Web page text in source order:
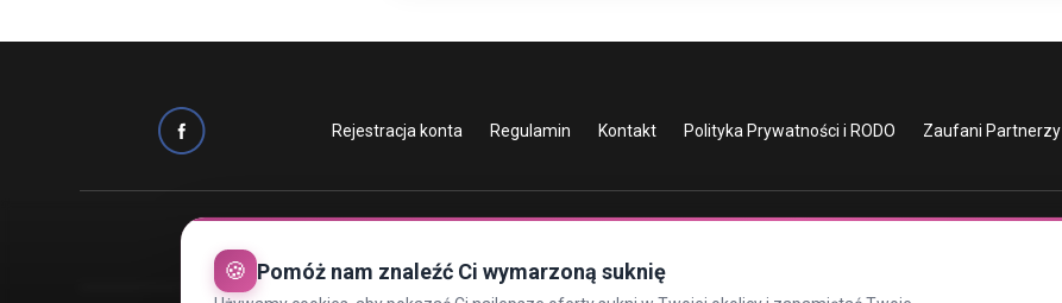
Rejestracja konta Regulamin Kontakt Polityka Prywatności i RODO Zaufani Partnerzy
🍪 Pomóż nam znaleźć Ci wymarzoną suknię